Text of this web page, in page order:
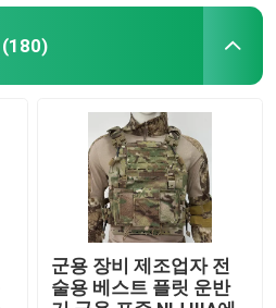
(180)
군용 장비 제조업자 전
술용 베스트 플릿 운반